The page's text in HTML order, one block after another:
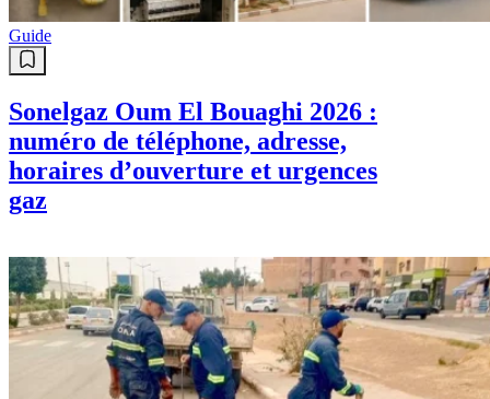
Guide
Sonelgaz Oum El Bouaghi 2026 :
numéro de téléphone, adresse,
horaires d’ouverture et urgences
gaz